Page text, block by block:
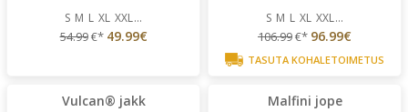
S M L XL XXL...
54.99€* 49.99€
S M L XL XXL...
106.99€* 96.99€
TASUTA KOHALETOIMETUS
Vulcan® jakk Malfini jope